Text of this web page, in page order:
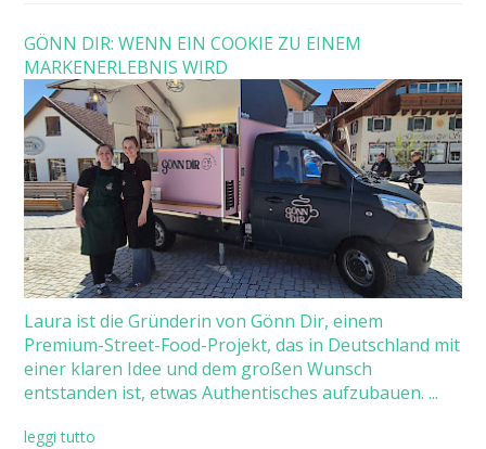
GÖNN DIR: WENN EIN COOKIE ZU EINEM
MARKENERLEBNIS WIRD
Laura ist die Gründerin von Gönn Dir, einem
Premium-Street-Food-Projekt, das in Deutschland mit
einer klaren Idee und dem großen Wunsch
entstanden ist, etwas Authentisches aufzubauen. ...
leggi tutto